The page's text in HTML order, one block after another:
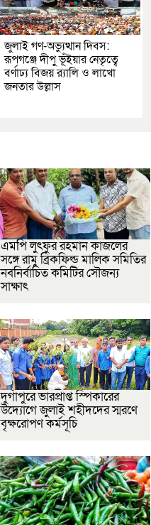
জুলাই গণ-অভ্যুত্থান দিবস:
রূপগঞ্জে দীপু ভূঁইয়ার নেতৃত্বে
বর্ণাঢ্য বিজয় র‌্যালি ও লাখো
জনতার উল্লাস
এমপি লুৎফুর রহমান কাজলের
সঙ্গে রামু ব্রিকফিল্ড মালিক সমিতির
নবনির্বাচিত কমিটির সৌজন্য
সাক্ষাৎ
দুর্গাপুরে ভারপ্রাপ্ত স্পিকারের
উদ্যোগে জুলাই শহীদদের স্মরণে
বৃক্ষরোপণ কর্মসূচি